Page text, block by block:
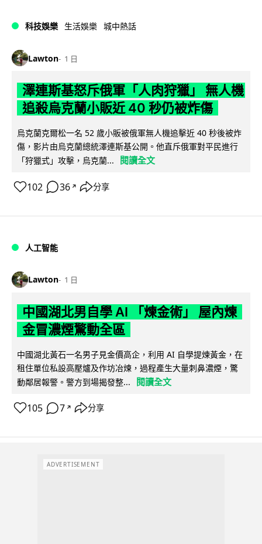
科技娛樂 生活娛樂 城中熱話
Lawton 1 日
澤連斯基怒斥俄軍「人肉狩獵」 無人機
追殺烏克蘭小販近 40 秒仍被炸傷
烏克蘭克爾松一名 52 歲小販被俄軍無人機追擊近 40 秒後被炸
傷，影片由烏克蘭總統澤連斯基公開。他直斥俄軍對平民進行
「狩獵式」攻擊，烏克蘭...
閱讀全文
102 36 ↗ 分享
人工智能
Lawton 1 日
中國湖北男自學 AI 「煉金術」 屋內煉
金冒濃煙驚動全區
中國湖北黃石一名男子見金價高企，利用 AI 自學提煉黃金，在
租住單位私設高壓爐及作坊冶煉，過程產生大量刺鼻濃煙，驚
動鄰居報警。警方到場揭發整...
閱讀全文
105 7 ↗ 分享
ADVERTISEMENT